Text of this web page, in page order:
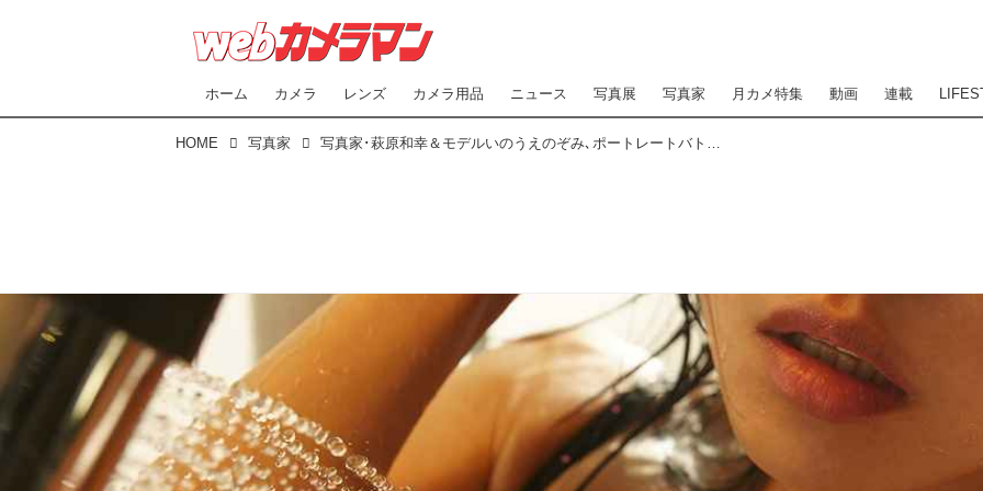
ホーム カメラ レンズ カメラ用品 ニュース 写真展 写真家 月カメ特集 動画 連載
HOME 写真家 写真家･萩原和幸＆モデルいのうえのぞみ､ポートレートバトル『一瞬を共有する二つの心』